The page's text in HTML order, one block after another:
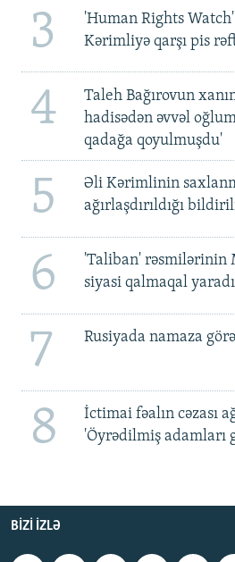
3
'Human Rights
Kərimliyə qarşı pis
4
Taleh Bağırovun
hadisədən əvvəl
qadağa qoyulmuşdu'
5
Əli Kərimlinin
ağırlaşdırıldığı
6
'Taliban' rəsmilərinin
siyasi qalmaqal
7 Rusiyada namaza
8
İctimai fəalın cəzası
'Öyrədilmiş adamları
BIZI IZLƏ